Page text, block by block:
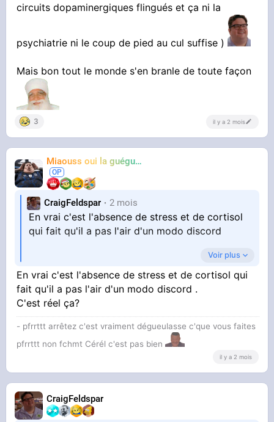
circuits dopaminergiques flingués et ça ni la
psychiatrie ni le coup de pied au cul suffise )
Mais bon tout le monde s'en branle de toute façon
3 il y a 2 mois
Miaouss oui la guéguérre
CraigFeldspar 2 mois
En vrai c'est l'absence de stress et de cortisol
qui fait qu'il a pas l'air d'un modo discord
Parcontre les daronnes faut qu'elle arrete un
peu " agneugneu je souffre h24 de la situation
c'est une torture "
Non Christianne tu as un enfant neurodivergent
jamais intéressé à la santé mentale de tes
propres enfants, ya pire dans la vie genre le
Voir plus
En vrai c'est l'absence de stress et de cortisol qui
fait qu'il a pas l'air d'un modo discord .
C'est réel ça?
- pfrrttt arrêtez c'est vraiment dégueulasse c'que vous faites
pfrrttt non fchmt Cérél c'est pas bien
il y a 2 mois
CraigFeldspar